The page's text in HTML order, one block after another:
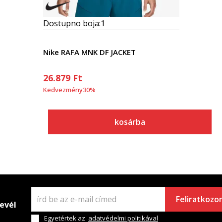
Dostupno boja:1
Nike RAFA MNK DF JACKET
26.879 Ft
Kedvezmény30%
kosárba
Egyetértek az adatvédelmi politikával